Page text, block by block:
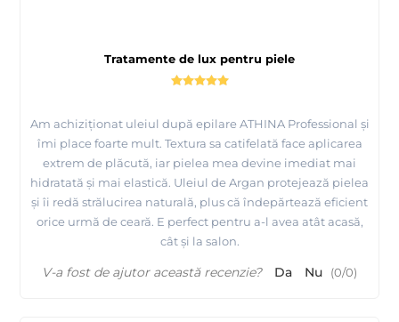
Tratamente de lux pentru piele
Am achiziționat uleiul după epilare ATHINA Professional și
îmi place foarte mult. Textura sa catifelată face aplicarea
extrem de plăcută, iar pielea mea devine imediat mai
hidratată și mai elastică. Uleiul de Argan protejează pielea
și îi redă strălucirea naturală, plus că îndepărtează eficient
orice urmă de ceară. E perfect pentru a-l avea atât acasă,
cât și la salon.
V-a fost de ajutor această recenzie? Da Nu (0/0)